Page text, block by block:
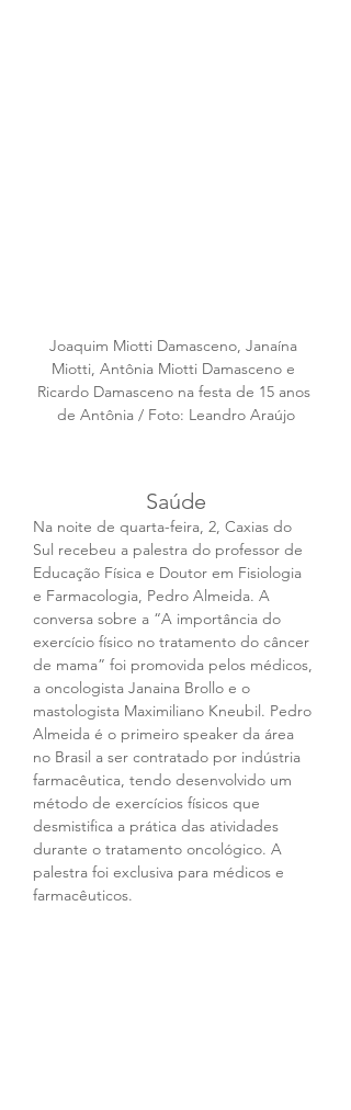
Joaquim Miotti Damasceno, Janaína
Miotti, Antônia Miotti Damasceno e
Ricardo Damasceno na festa de 15 anos
de Antônia / Foto: Leandro Araújo
Saúde
Na noite de quarta-feira, 2, Caxias do
Sul recebeu a palestra do professor de
Educação Física e Doutor em Fisiologia
e Farmacologia, Pedro Almeida. A
conversa sobre a “A importância do
exercício físico no tratamento do câncer
de mama” foi promovida pelos médicos,
a oncologista Janaina Brollo e o
mastologista Maximiliano Kneubil. Pedro
Almeida é o primeiro speaker da área
no Brasil a ser contratado por indústria
farmacêutica, tendo desenvolvido um
método de exercícios físicos que
desmistifica a prática das atividades
durante o tratamento oncológico. A
palestra foi exclusiva para médicos e
farmacêuticos.